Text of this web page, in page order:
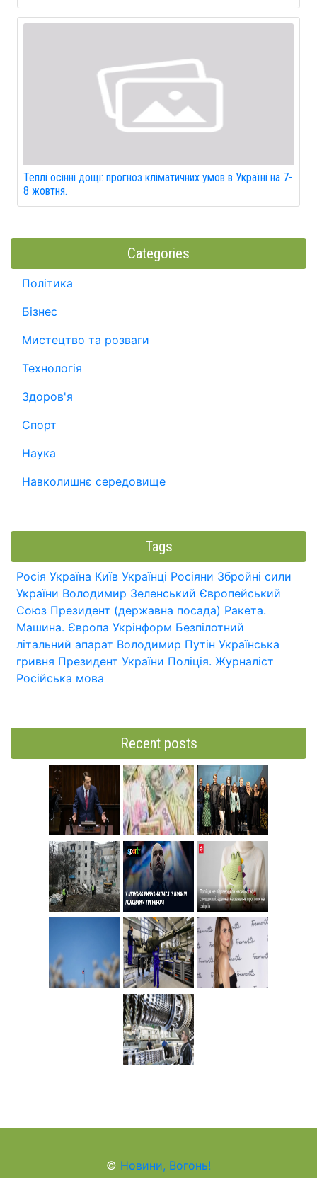
Теплі осінні дощі: прогноз кліматичних умов в Україні на 7-
8 жовтня.
Categories
Політика
Бізнес
Мистецтво та розваги
Технологія
Здоров'я
Спорт
Наука
Навколишнє середовище
Tags
Росія Україна Київ Українці Росіяни Збройні сили
України Володимир Зеленський Європейський
Союз Президент (державна посада) Ракета.
Машина. Європа Укрінформ Безпілотний
літальний апарат Володимир Путін Українська
гривня Президент України Поліція. Журналіст
Російська мова
Recent posts
© Новини, Вогонь!